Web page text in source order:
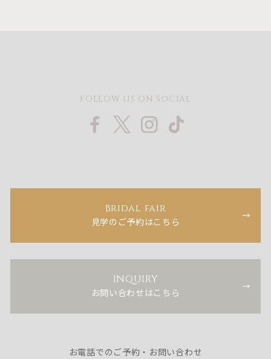
FOLLOW US ON SOCIAL
Bridal fair
見学のご予約はこちら
INQUIRY
お問い合わせはこちら
お電話でのご予約・お問い合わせ